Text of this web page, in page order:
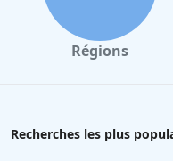
Régions
Recherches les plus